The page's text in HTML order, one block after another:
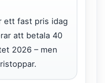
ett fast pris idag
att betala 40
2026 – men